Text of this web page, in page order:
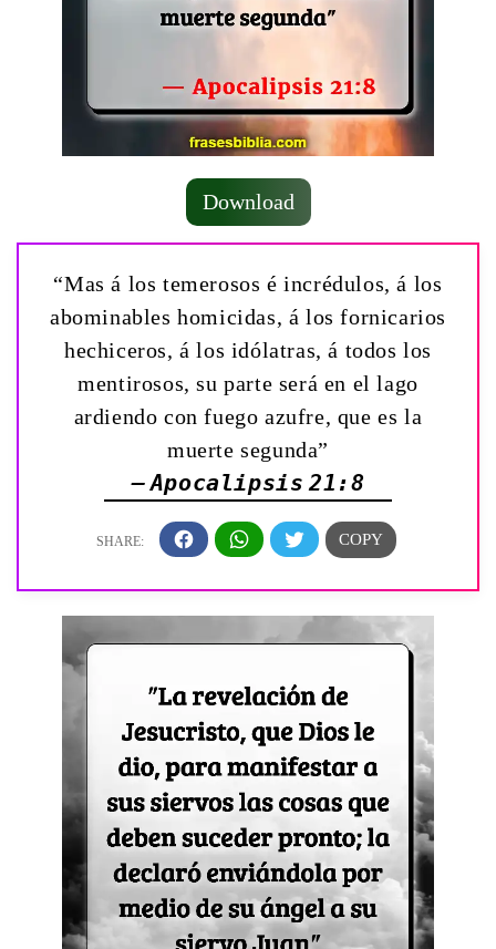
Download
“Mas á los temerosos é incrédulos, á los
abominables homicidas, á los fornicarios
hechiceros, á los idólatras, á todos los
mentirosos, su parte será en el lago
ardiendo con fuego azufre, que es la
muerte segunda”
— Apocalipsis 21:8